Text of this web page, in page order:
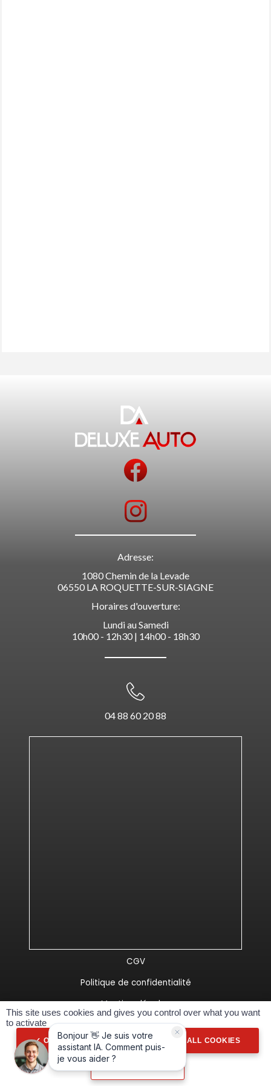
Adresse:
1080 Chemin de la Levade
06550 LA ROQUETTE-SUR-SIAGNE
Horaires d'ouverture:
Lundi au Samedi
10h00 - 12h30 | 14h00 - 18h30
04 88 60 20 88
CGV
Politique de confidentialité
Mentions légales
Réalisé Spider-VO
This site uses cookies and gives you control over what you want
to activate
OK, ACCEPT ALL DENY ALL COOKIES